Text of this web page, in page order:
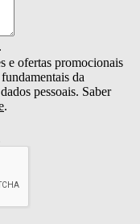
e ofertas promocionais
da
pessoais. Saber
.